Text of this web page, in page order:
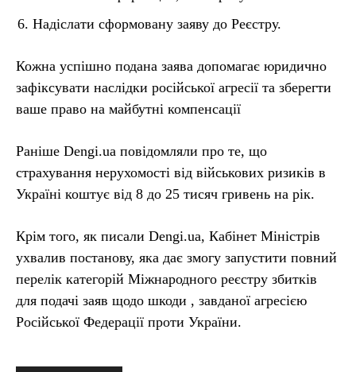
Надіслати сформовану заяву до Реєстру.
Кожна успішно подана заява допомагає юридично
зафіксувати наслідки російської агресії та зберегти
ваше право на майбутні компенсації
Раніше Dengi.ua повідомляли про те, що
страхування нерухомості від військових ризиків в
Україні коштує від 8 до 25 тисяч гривень на рік.
Крім того, як писали Dengi.ua, Кабінет Міністрів
ухвалив постанову, яка дає змогу запустити повний
перелік категорій Міжнародного реєстру збитків
для подачі заяв щодо шкоди , завданої агресією
Російської Федерації проти України.